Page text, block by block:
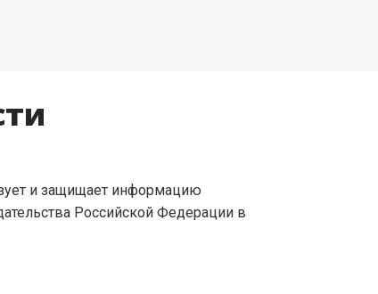
и защищает информацию
Российской Федерации в